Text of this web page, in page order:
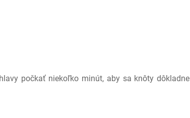
počkať niekoľko minút, aby sa knôty dôkladne